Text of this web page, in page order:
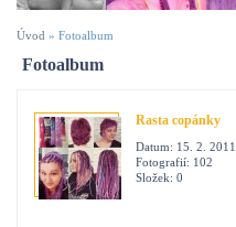
Úvod » Fotoalbum
Fotoalbum
Rasta copánky
Datum: 15. 2. 2011
Fotografií: 102
Složek: 0